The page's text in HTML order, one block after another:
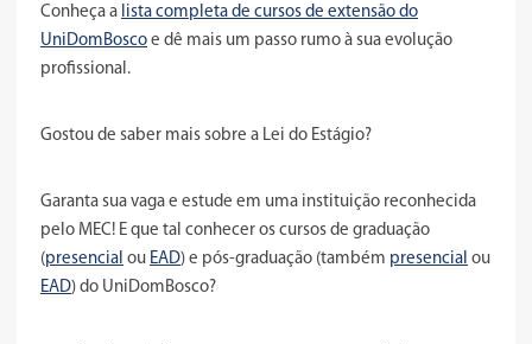
Conheça a lista completa de cursos de extensão do
UniDomBosco e dê mais um passo rumo à sua evolução
profissional.
Gostou de saber mais sobre a Lei do Estágio?
Garanta sua vaga e estude em uma instituição reconhecida
pelo MEC! E que tal conhecer os cursos de graduação
(presencial ou EAD) e pós-graduação (também presencial ou
EAD) do UniDomBosco?